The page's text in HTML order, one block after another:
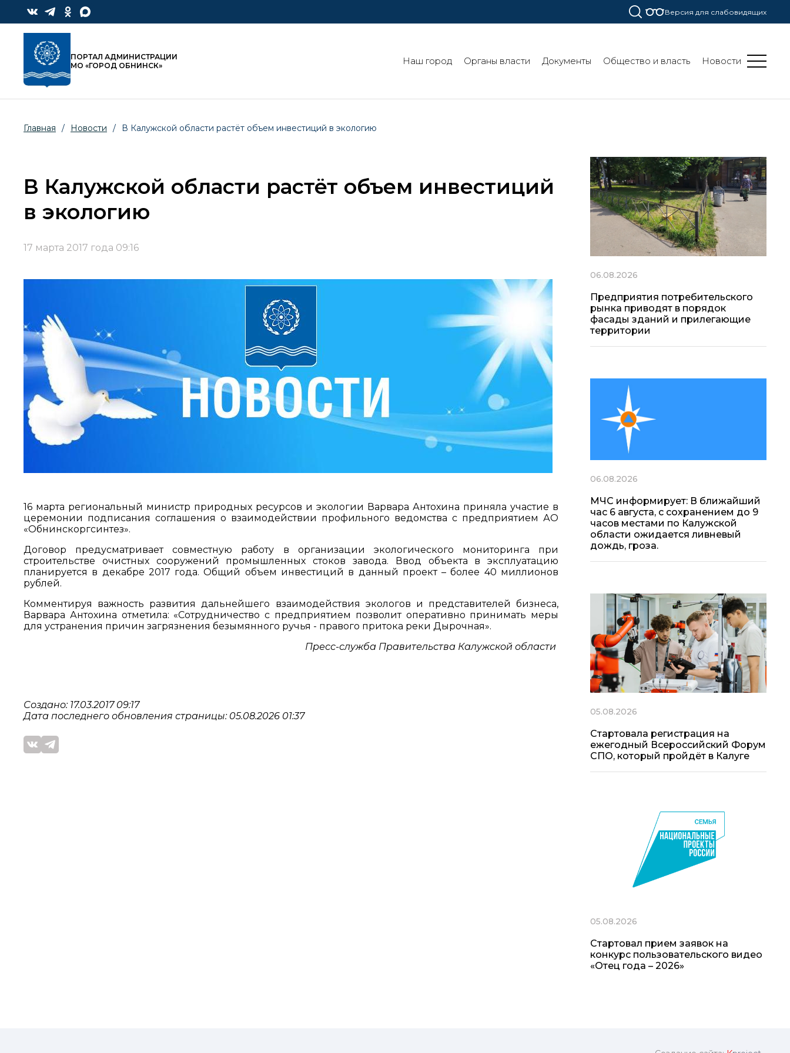
Версия для слабовидящих
ПОРТАЛ АДМИНИСТРАЦИИ
МО «ГОРОД ОБНИНСК»
Наш город Органы власти Документы Общество и власть Новости
Главная / Новости / В Калужской области растёт объем инвестиций в экологию
В Калужской области растёт объем инвестиций
в экологию
17 марта 2017 года 09:16
16 марта региональный министр природных ресурсов и экологии Варвара Антохина приняла участие в
церемонии подписания соглашения о взаимодействии профильного ведомства с предприятием АО
«Обнинскоргсинтез».
Договор предусматривает совместную работу в организации экологического мониторинга при
строительстве очистных сооружений промышленных стоков завода. Ввод объекта в эксплуатацию
планируется в декабре 2017 года. Общий объем инвестиций в данный проект – более 40 миллионов
рублей.
Комментируя важность развития дальнейшего взаимодействия экологов и представителей бизнеса,
Варвара Антохина отметила: «Сотрудничество с предприятием позволит оперативно принимать меры
для устранения причин загрязнения безымянного ручья - правого притока реки Дырочная».
Пресс-служба Правительства Калужской области
Создано: 17.03.2017 09:17
Дата последнего обновления страницы: 05.08.2026 01:37
06.08.2026
Предприятия потребительского
рынка приводят в порядок
фасады зданий и прилегающие
территории
06.08.2026
МЧС информирует: В ближайший
час 6 августа, с сохранением до 9
часов местами по Калужской
области ожидается ливневый
дождь, гроза.
05.08.2026
Стартовала регистрация на
ежегодный Всероссийский Форум
СПО, который пройдёт в Калуге
05.08.2026
Стартовал прием заявок на
конкурс пользовательского видео
«Отец года – 2026»